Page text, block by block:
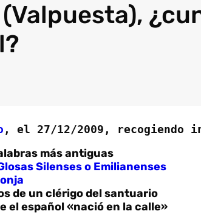
, el 27/12/2009, recogiendo
más antiguas
Silenses o Emilianenses
de un clérigo del santuario
el español «nació en la calle»